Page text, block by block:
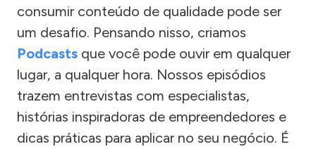
consumir conteúdo de qualidade pode ser
um desafio. Pensando nisso, criamos
Podcasts que você pode ouvir em qualquer
lugar, a qualquer hora. Nossos episódios
trazem entrevistas com especialistas,
histórias inspiradoras de empreendedores e
dicas práticas para aplicar no seu negócio. É